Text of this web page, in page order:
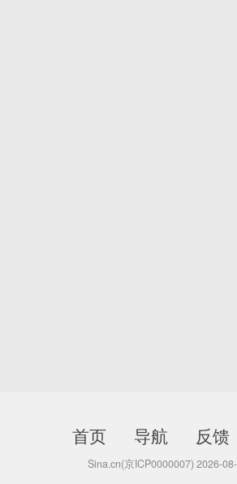
首页 导航 反馈
Sina.cn(京ICP0000007) 2026-